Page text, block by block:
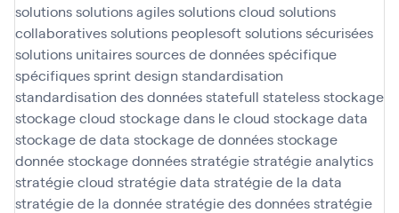
solutionssolutions agilessolutions cloud solutions
collaborativessolutions peoplesoftsolutions sécurisées
solutions unitairessources de donnéesspécifique
spécifiquessprint design standardisation
standardisation des donnéesstatefull statelessstockage
stockage cloud stockage dans le cloud stockage data
stockage de data stockage de donnéesstockage
donnéestockage donnéesstratégiestratégie analytics
stratégie cloud stratégie data stratégie de la data
stratégie de la donnéestratégie des donnéesstratégie